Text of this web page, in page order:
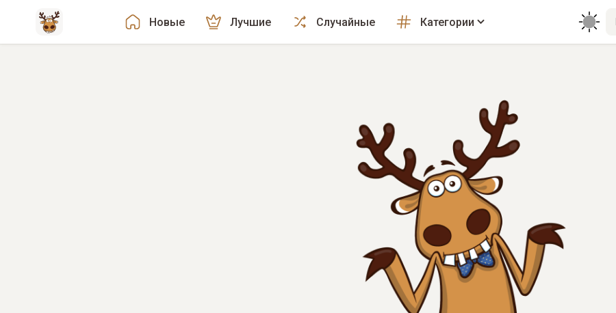
Новые Лучшие Случайные Категории